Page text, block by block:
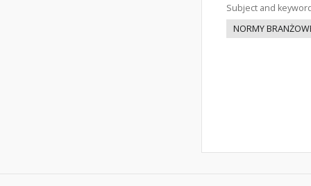
Subject and
NORMY